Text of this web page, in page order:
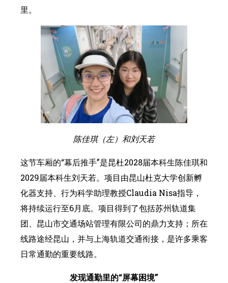
里。
陈佳琪（左）和刘天若
这节车厢的“幕后推手”是昆杜2028届本科生陈佳琪和
2029届本科生刘天若。项目由昆山杜克大学创新孵
化器支持、行为科学助理教授Claudia Nisa指导，
将持续运行至6月底。项目得到了包括苏州轨道集
团、昆山市交通场站管理有限公司的鼎力支持；所在
线路途经昆山，并与上海轨道交通衔接，是许多乘客
日常通勤的重要线路。
发现通勤里的“屏幕困境”